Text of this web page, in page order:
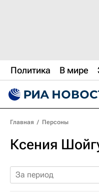
Политика В мире
Главная / Персоны
Ксения
За период